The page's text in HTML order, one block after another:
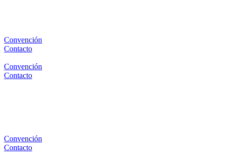
Convención
Contacto
Convención
Contacto
Convención
Contacto